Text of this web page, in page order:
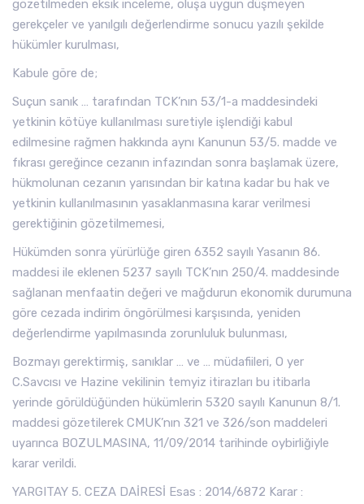
gözetilmeden eksik inceleme, oluşa uygun düşmeyen
gerekçeler ve yanılgılı değerlendirme sonucu yazılı şekilde
hükümler kurulması,
Kabule göre de;
Suçun sanık … tarafından TCK’nın 53/1-a maddesindeki
yetkinin kötüye kullanılması suretiyle işlendiği kabul
edilmesine rağmen hakkında aynı Kanunun 53/5. madde ve
fıkrası gereğince cezanın infazından sonra başlamak üzere,
hükmolunan cezanın yarısından bir katına kadar bu hak ve
yetkinin kullanılmasının yasaklanmasına karar verilmesi
gerektiğinin gözetilmemesi,
Hükümden sonra yürürlüğe giren 6352 sayılı Yasanın 86.
maddesi ile eklenen 5237 sayılı TCK’nın 250/4. maddesinde
sağlanan menfaatin değeri ve mağdurun ekonomik durumuna
göre cezada indirim öngörülmesi karşısında, yeniden
değerlendirme yapılmasında zorunluluk bulunması,
Bozmayı gerektirmiş, sanıklar … ve … müdafiileri, O yer
C.Savcısı ve Hazine vekilinin temyiz itirazları bu itibarla
yerinde görüldüğünden hükümlerin 5320 sayılı Kanunun 8/1.
maddesi gözetilerek CMUK’nın 321 ve 326/son maddeleri
uyarınca BOZULMASINA, 11/09/2014 tarihinde oybirliğiyle
karar verildi.
YARGITAY 5. CEZA DAİRESİ Esas : 2014/6872 Karar :